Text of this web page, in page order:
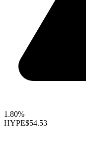
1.80%
HYPE$54.53